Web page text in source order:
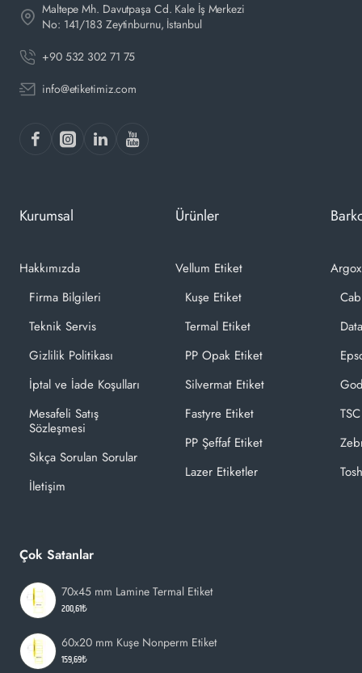
Maltepe Mh. Davutpaşa Cd. Kale İş Merkezi
No: 141/183 Zeytinburnu, İstanbul
+90 532 302 71 75
info@etiketimiz.com
Kurumsal
Hakkımızda
Firma Bilgileri
Teknik Servis
Gizlilik Politikası
İptal ve İade Koşulları
Mesafeli Satış
Sözleşmesi
Sıkça Sorulan Sorular
İletişim
Ürünler
Vellum Etiket
Kuşe Etiket
Termal Etiket
PP Opak Etiket
Silvermat Etiket
Fastyre Etiket
PP Şeffaf Etiket
Lazer Etiketler
Çok Satanlar
70x45 mm Lamine Termal Etiket
200,61₺
60x20 mm Kuşe Nonperm Etiket
159,69₺